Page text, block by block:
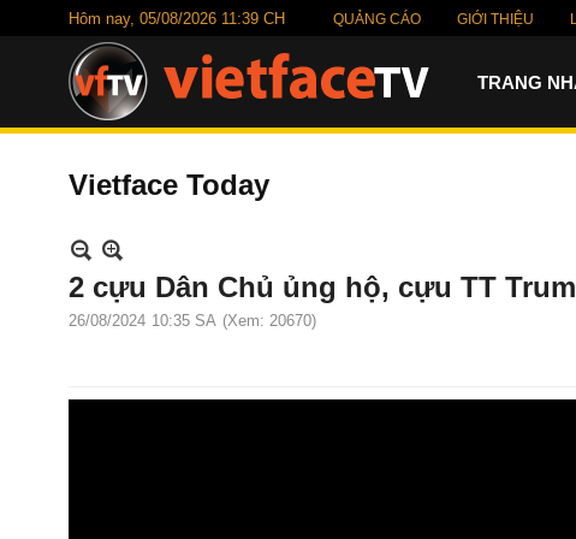
Hôm nay, 05/08/2026 11:39 CH QUẢNG CÁO GIỚI THIỆU
TRANG
Vietface Today
2 cựu Dân Chủ ủng hộ, cựu TT
26/08/2024 10:35 SA (Xem: 20670)